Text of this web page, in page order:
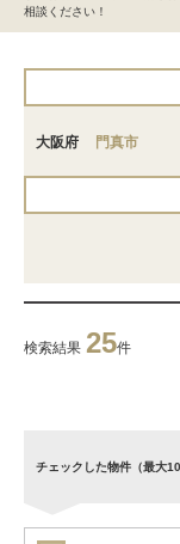
相談ください！
大阪府 門真市
検索結果 25件
チェックした物件（最大